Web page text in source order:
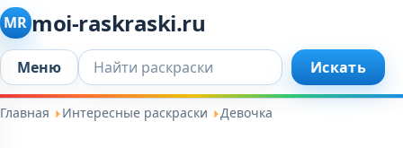
MR moi-raskraski.ru
Меню Искать... Искать
Главная Интересные раскраски Девочка